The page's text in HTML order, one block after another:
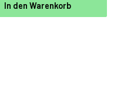
In den Warenkorb